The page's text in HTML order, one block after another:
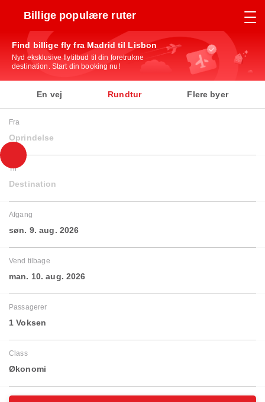
Billige populære ruter
Find billige fly fra Madrid til Lisbon
Nyd eksklusive flytilbud til din foretrukne
destination. Start din booking nu!
En vej Rundtur Flere byer
Fra
Oprindelse
Til
Destination
Afgang
søn. 9. aug. 2026
Vend tilbage
man. 10. aug. 2026
Passagerer
1 Voksen
Class
Økonomi